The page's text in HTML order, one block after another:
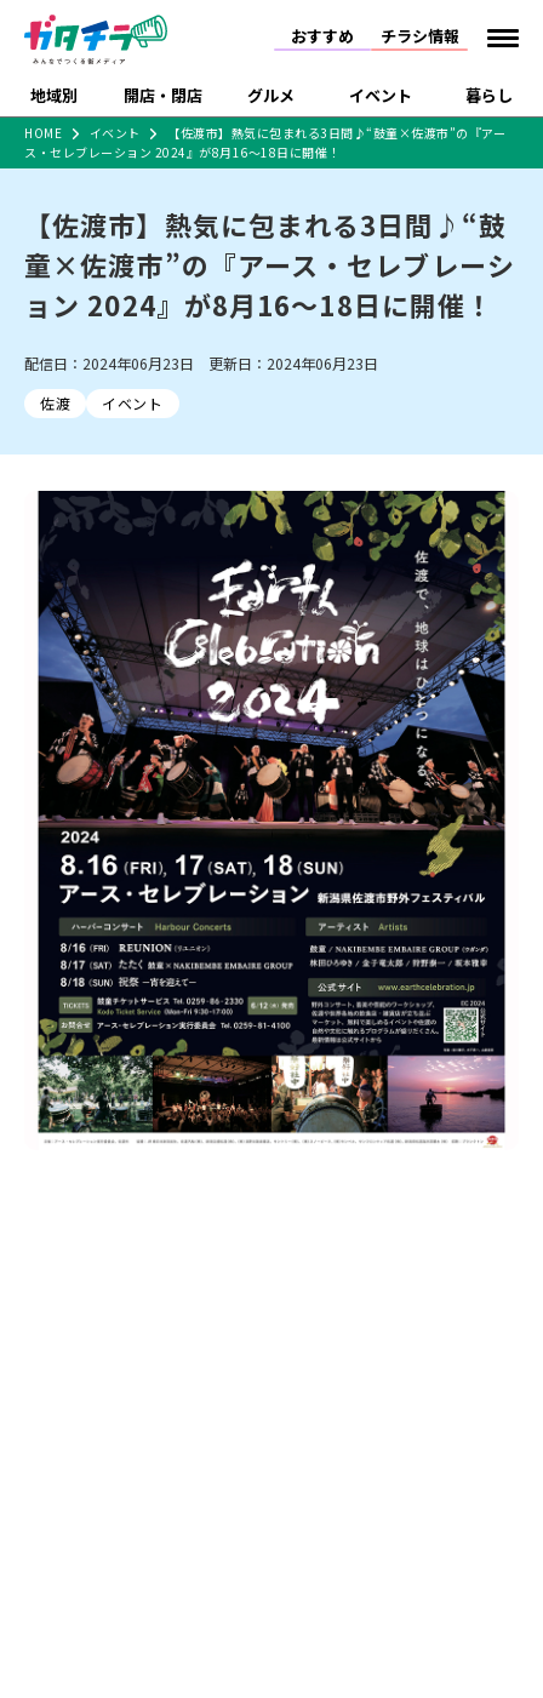
おすすめ チラシ情報
地域別 開店・閉店 グルメ イベント 暮らし
新潟市 下越
中越 上越
佐渡
新潟市中央区 新潟市東区 新潟市西区
新潟市北区
新潟市南区
新潟市秋葉区
新潟市西蒲区
村上・関川
新発田・聖籠
胎内・粟島
三条・加茂・田上
五泉・阿賀野・阿賀
燕・弥彦
長岡・見附
小千谷・十日町・津南
魚沼・南魚沼・湯沢
柏崎・刈羽・出雲崎
上越・妙高・糸魚川
開店 閉店
リニューアル・移転 休業 開店まとめ
閉店まとめ
新潟市・開店
新潟市・閉店
長岡市・開店
長岡市・閉店
上越市・開店
ラーメン・開店
ラーメン 現地レポート
和食 洋食
スイーツ
ご当地グルメ 食べ歩き テイクアウト
季節・期間限定
カフェ
焼肉
パスタ
パン・ベーカリー
タレカツ・豚カツ
デカ盛り・大盛り
旨辛・激辛
定食・町定食 海鮮・鮨
そば・うどん
日本酒・新潟清酒
ワイン・クラフトビール
ケーキ・パフェ
ビアガーデン・暑気払い
忘新年会・歓送迎会
体験・販売 祭り・伝統行事
趣味・展示会 ライブ・コンサート
スポーツ
セミナー・講演会 子ども向け 花火大会
入場無料
住宅展示場
学生スポーツ アルビレックス
施設・ショップ
住宅メーカー・工務
店
食品メーカー・県産
習い事・塾 アパレル・雑貨
観光スポット
温泉・入浴 ホテル 旅館
水族館
リラクゼーション・整体
スキー場
リユース・買取
病院・クリニック
イオンモール
ラブラ万代・ラブラ2
ビルボードプレイスBP
新潟伊勢丹
ピア万代
リバーサイド千秋
パティオPATIO
特売セール インタビュー
特集・まとめ記事
セツコママ ランキング 新潟人
キャンペーン
開店まとめ
閉店まとめ
食品スーパー・コンビ
ショッピングモール・
大型施設
ドラッグストア・ホーム
センター
ファッション 生活サービス
新車・中古車・カー用品
旅行・レジャー
家電・携帯電話
冠婚葬祭
習い事・塾 通販・EC イベント
求人
官公庁・自治体
新潟市 チラシ
長岡・見附 チラシ
上越・妙高・糸魚川 チラシ
注目 チラシ
週末セール
火曜セール
オープン・リニューアルセール
周年祭・感謝祭セール
年末・初売りセール
HOME イベント
【佐渡市】熱気に包まれる3日間♪“鼓童×佐渡市”の『アー
ス・セレブレーション 2024』が8月16～18日に開催！
【佐渡市】熱気に包まれる3日間♪“鼓
童×佐渡市”の『アース・セレブレーシ
ョン 2024』が8月16～18日に開催！
配信日：2024年06月23日 更新日：2024年06月23日
佐渡
イベント